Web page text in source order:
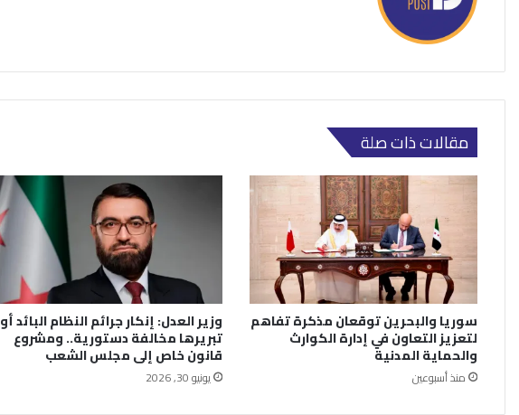
مقالات ذات صلة
سوريا والبحرين توقعان مذكرة تفاهم
لتعزيز التعاون في إدارة الكوارث
والحماية المدنية
منذ أسبوعين
وزير العدل: إنكار جرائم النظام البائد أو
تبريرها مخالفة دستورية.. ومشروع
قانون خاص إلى مجلس الشعب
يونيو 30, 2026